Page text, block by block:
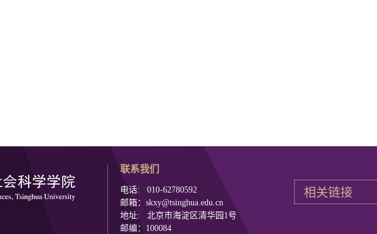
联系我们
电话: 010-62780592
邮箱：skxy@tsinghua.edu.cn
地址: 北京市海淀区清华园1号
邮编：100084